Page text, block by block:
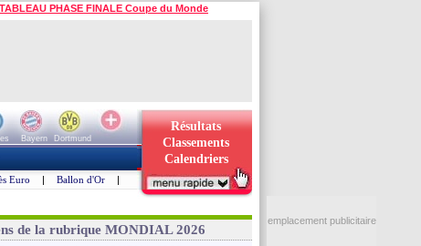
TABLEAU PHASE FINALE Coupe du Monde
Bayern
Dortmund
Résultats
Classements
Calendriers
Euro | Ballon d'Or |
de la rubrique MONDIAL 2026
emplacement publicitaire